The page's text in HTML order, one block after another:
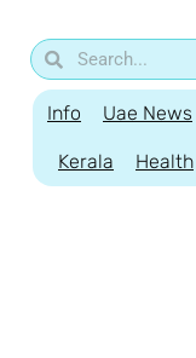
Info Uae News
Kerala Health